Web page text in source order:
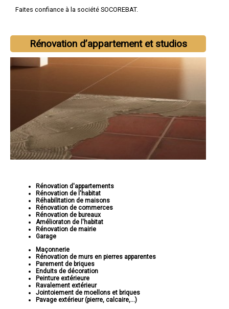
Faites confiance à la société SOCOREBAT.
Rénovation d’appartement et studios
Rénovation d'appartements
Rénovation de l'habitat
Réhabilitation de maisons
Rénovation de commerces
Rénovation de bureaux
Amélioraton de l'habitat
Rénovation de mairie
Garage
Maçonnerie
Rénovation de murs en pierres apparentes
Parement de briques
Enduits de décoration
Peinture extérieure
Ravalement extérieur
Jointoiement de moellons et briques
Pavage extérieur (pierre, calcaire,...)